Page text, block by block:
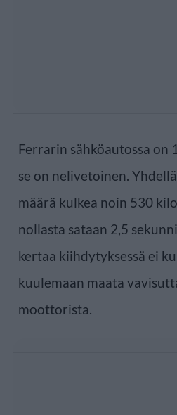
Ferrarin sähköautossa on
se on nelivetoinen.
määrä kulkea noin 530
nollasta sataan 2,5
kertaa kiihdytyksessä ei
kuulemaan maata
moottorista.